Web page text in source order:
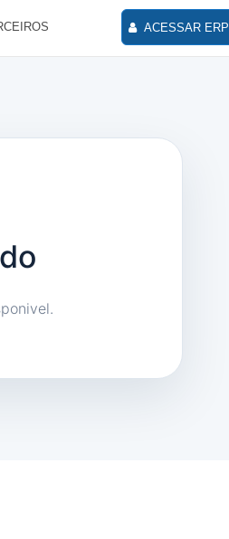
ACESSAR ERP